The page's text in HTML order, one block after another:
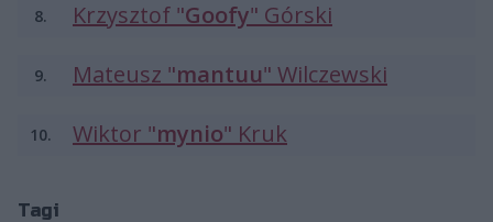
8. Krzysztof "Goofy" Górski
9. Mateusz "mantuu" Wilczewski
10. Wiktor "mynio" Kruk
Tagi